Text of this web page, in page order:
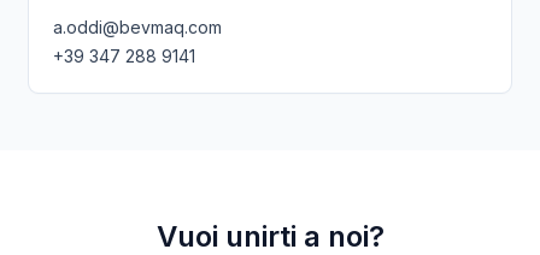
a.oddi@bevmaq.com
+39 347 288 9141
Vuoi unirti a noi?